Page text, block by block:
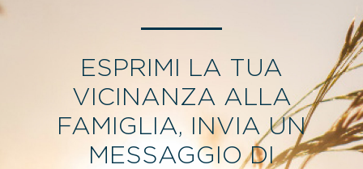
ESPRIMI LA TUA
VICINANZA ALLA
FAMIGLIA, INVIA UN
MESSAGGIO DI